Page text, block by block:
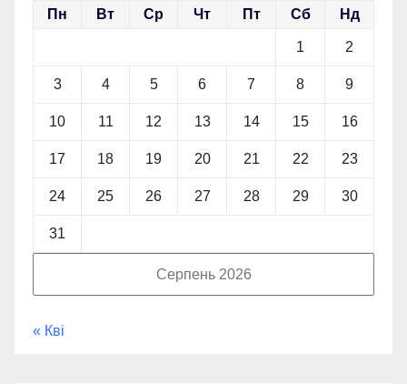
Серпень 2026
Пн Вт Ср Чт Пт Сб Нд
1 2
3 4 5 6 7 8 9
10 11 12 13 14 15 16
17 18 19 20 21 22 23
24 25 26 27 28 29 30
31
« Кві